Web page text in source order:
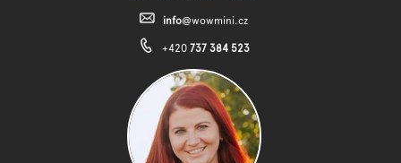
info@wowmini.cz
+420 737 384 523